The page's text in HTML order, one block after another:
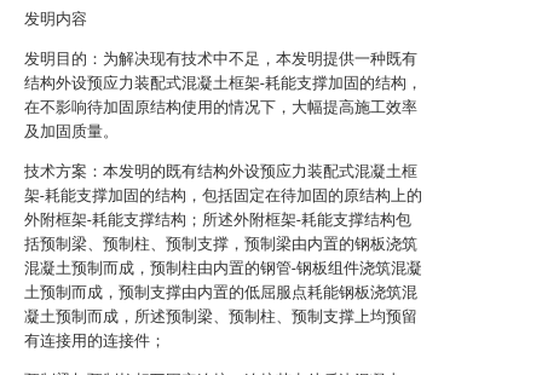
发明内容
发明目的：为解决现有技术中不足，本发明提供一种既有
结构外设预应力装配式混凝土框架-耗能支撑加固的结构，
在不影响待加固原结构使用的情况下，大幅提高施工效率
及加固质量。
技术方案：本发明的既有结构外设预应力装配式混凝土框
架-耗能支撑加固的结构，包括固定在待加固的原结构上的
外附框架-耗能支撑结构；所述外附框架-耗能支撑结构包
括预制梁、预制柱、预制支撑，预制梁由内置的钢板浇筑
混凝土预制而成，预制柱由内置的钢管-钢板组件浇筑混凝
土预制而成，预制支撑由内置的低屈服点耗能钢板浇筑混
凝土预制而成，所述预制梁、预制柱、预制支撑上均预留
有连接用的连接件；